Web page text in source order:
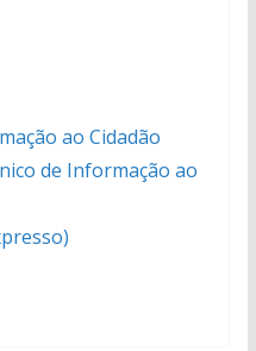
ao Cidadão
de Informação ao